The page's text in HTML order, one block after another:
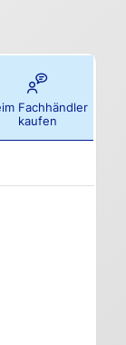
Fachhändler
kaufen